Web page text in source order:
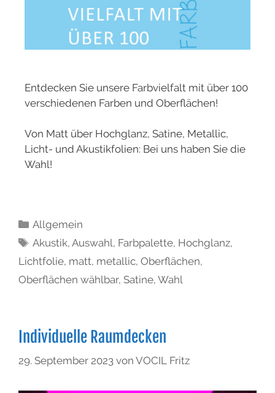
Entdecken Sie unsere Farbvielfalt mit über 100
verschiedenen Farben und Oberflächen!
Von Matt über Hochglanz, Satine, Metallic,
Licht- und Akustikfolien: Bei uns haben Sie die
Wahl!
Allgemein
Akustik,Auswahl, Farbpalette, Hochglanz,
Lichtfolie, matt, metallic, Oberflächen,
Oberflächen wählbar, Satine, Wahl
Individuelle Raumdecken
29. September 2023 von VOCIL Fritz